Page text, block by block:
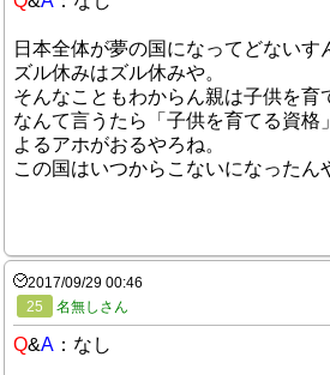
日本全体が夢の国になってどないす
ズル休みはズル休みや。
そんなこともわからん親は子供を育
なんて言うたら「子供を育てる資格
よるアホがおるやろね。
この国はいつからこないになったん
2017/09/29 00:46
25
名無しさん
Q&A ：なし